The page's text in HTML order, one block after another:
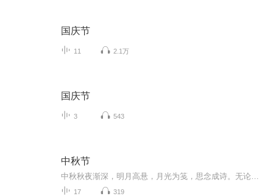
国庆节
11 2.1万
国庆节
3 543
中秋节
17 319